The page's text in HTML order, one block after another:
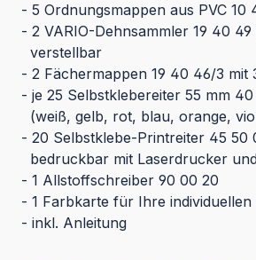
- 5 Ordnungsmappen aus PVC
- 2 VARIO-Dehnsammler 19 40
verstellbar
- 2 Fächermappen 19 40 46/3
- je 25 Selbstklebereiter 55 mm
(weiß, gelb, rot, blau, orange,
- 20 Selbstklebe-Printreiter 45 50
bedruckbar mit Laserdrucker
- 1 Allstoffschreiber 90 00 20
- 1 Farbkarte für Ihre
- inkl. Anleitung